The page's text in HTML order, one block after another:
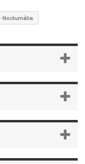
Nocturnàlia